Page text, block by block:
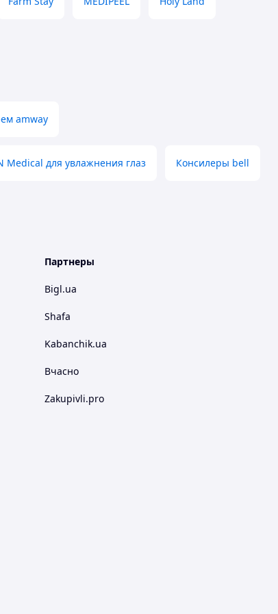
amway
Medical для увлажнения глаз Консилеры bell
Партнеры
Bigl.ua
Shafa
Kabanchik.ua
Вчасно
Zakupivli.pro